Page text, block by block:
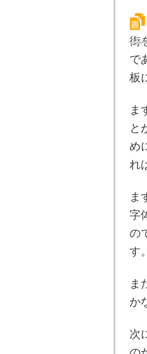
街
で
板
ま
と
め
れ
ま
字
の
す
ま
か
次